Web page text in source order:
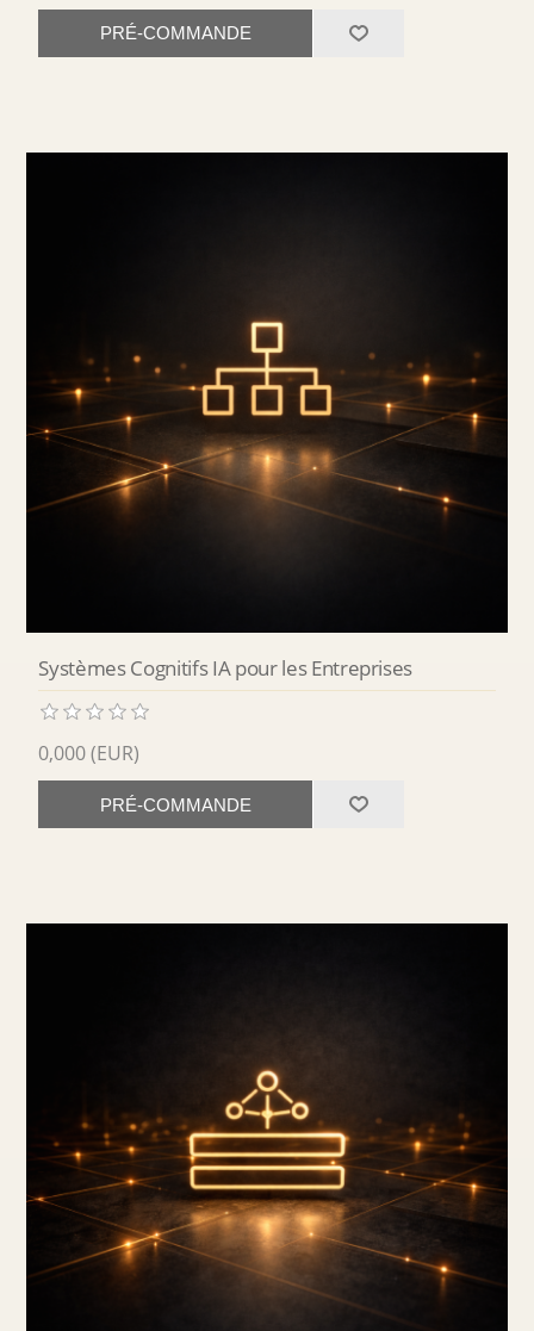
PRÉ-COMMANDE
Systèmes Cognitifs IA pour les Entreprises
0,000 (EUR)
PRÉ-COMMANDE